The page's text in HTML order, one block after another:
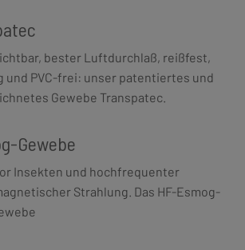
bester Luftdurchlaß, reißfest,
und PVC-frei: unser patentiertes und
Gewebe Transpatec.
Gewebe
Insekten und hochfrequenter
Strahlung. Das HF-Esmog-